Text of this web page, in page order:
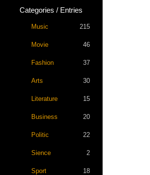
Categories / Entries
Music 215
Movie 46
Fashion 37
Arts 30
Literature 15
Business 20
Politic 22
Sience 2
Sport 18